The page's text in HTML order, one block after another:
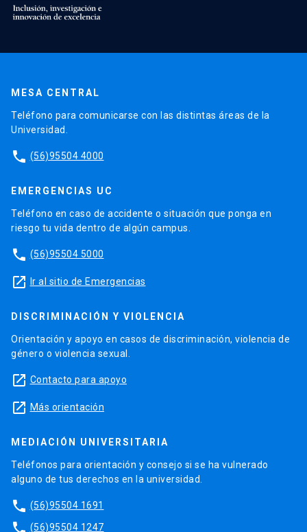
MESA CENTRAL
Teléfono para comunicarse con las distintas áreas de la
Universidad.
phone (56)95504 4000
EMERGENCIAS UC
Teléfono en caso de accidente o situación que ponga en
riesgo tu vida dentro de algún campus.
phone (56)95504 5000
launch Ir al sitio de Emergencias
DISCRIMINACIÓN Y VIOLENCIA
Orientación y apoyo en casos de discriminación, violencia de
género o violencia sexual.
launch Contacto para apoyo
launch Más orientación
MEDIACIÓN UNIVERSITARIA
Teléfonos para orientación y consejo si se ha vulnerado
alguno de tus derechos en la universidad.
phone (56)95504 1691
phone (56)95504 1247